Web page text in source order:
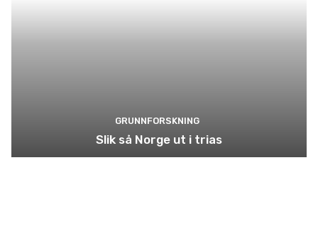
GRUNNFORSKNING
Slik så Norge ut i trias